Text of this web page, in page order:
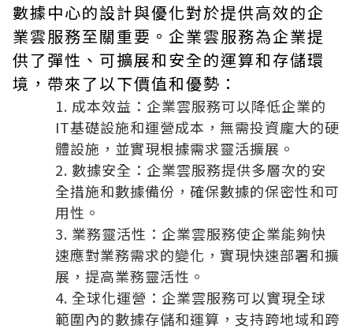
數據中心的設計與優化對於提供高效的企
業雲服務至關重要。企業雲服務為企業提
供了彈性、可擴展和安全的運算和存儲環
境，帶來了以下價值和優勢：
成本效益：企業雲服務可以降低企業的
IT基礎設施和運營成本，無需投資龐大的硬
體設施，並實現根據需求靈活擴展。
數據安全：企業雲服務提供多層次的安
全措施和數據備份，確保數據的保密性和可
用性。
業務靈活性：企業雲服務使企業能夠快
速應對業務需求的變化，實現快速部署和擴
展，提高業務靈活性。
全球化運營：企業雲服務可以實現全球
範圍內的數據存儲和運算，支持跨地域和跨